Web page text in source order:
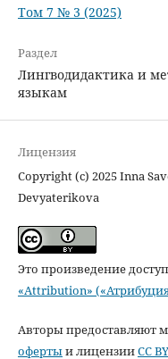
Том 7 № 3 (2025)
Раздел
Лингводидактика и
языкам
Лицензия
Copyright (c) 2025 Inna
Devyaterikova
Это произведение
«Attribution»
Авторы предоставляют
офертыи лицензииCC